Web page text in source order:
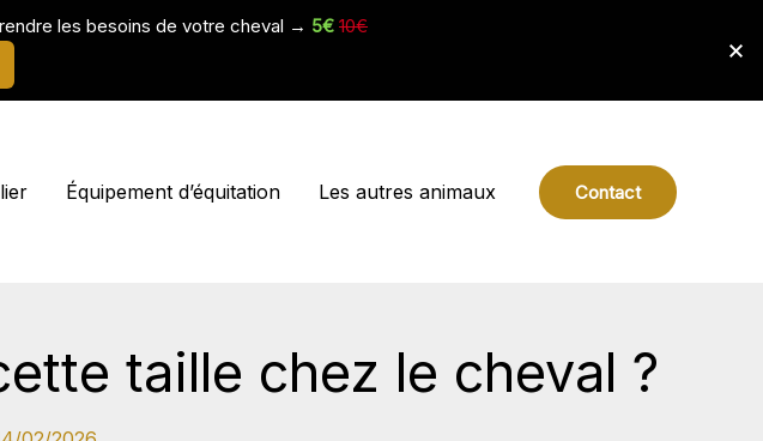
Équipement d’équitation Les autres animaux Contact
taille chez le cheval ?
les besoins de votre cheval → 5€ 10€